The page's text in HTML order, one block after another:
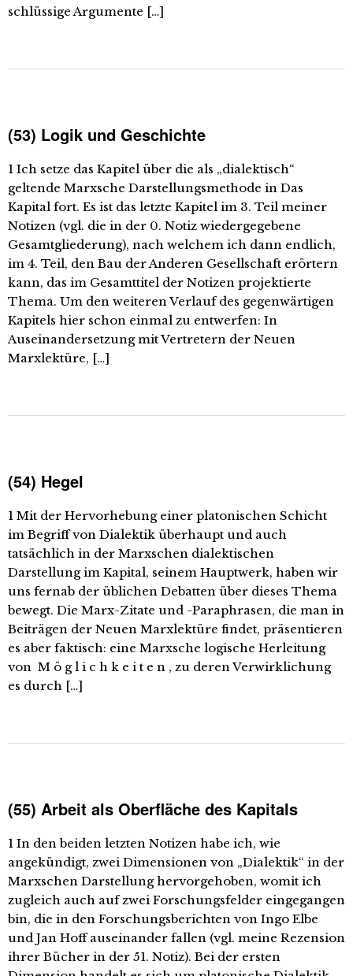
schlüssige Argumente […]
(53) Logik und Geschichte
1 Ich setze das Kapitel über die als „dialektisch“
geltende Marxsche Darstellungsmethode in Das
Kapital fort. Es ist das letzte Kapitel im 3. Teil meiner
Notizen (vgl. die in der 0. Notiz wiedergegebene
Gesamtgliederung), nach welchem ich dann endlich,
im 4. Teil, den Bau der Anderen Gesellschaft erörtern
kann, das im Gesamttitel der Notizen projektierte
Thema. Um den weiteren Verlauf des gegenwärtigen
Kapitels hier schon einmal zu entwerfen: In
Auseinandersetzung mit Vertretern der Neuen
Marxlektüre, […]
(54) Hegel
1 Mit der Hervorhebung einer platonischen Schicht
im Begriff von Dialektik überhaupt und auch
tatsächlich in der Marxschen dialektischen
Darstellung im Kapital, seinem Hauptwerk, haben wir
uns fernab der üblichen Debatten über dieses Thema
bewegt. Die Marx-Zitate und -Paraphrasen, die man in
Beiträgen der Neuen Marxlektüre findet, präsentieren
es aber faktisch: eine Marxsche logische Herleitung
von M ö g l i c h k e i t e n , zu deren Verwirklichung
es durch […]
(55) Arbeit als Oberfläche des Kapitals
1 In den beiden letzten Notizen habe ich, wie
angekündigt, zwei Dimensionen von „Dialektik“ in der
Marxschen Darstellung hervorgehoben, womit ich
zugleich auch auf zwei Forschungsfelder eingegangen
bin, die in den Forschungsberichten von Ingo Elbe
und Jan Hoff auseinander fallen (vgl. meine Rezension
ihrer Bücher in der 51. Notiz). Bei der ersten